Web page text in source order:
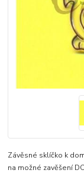
Závěsné sklíčko k
na možné zavěšení